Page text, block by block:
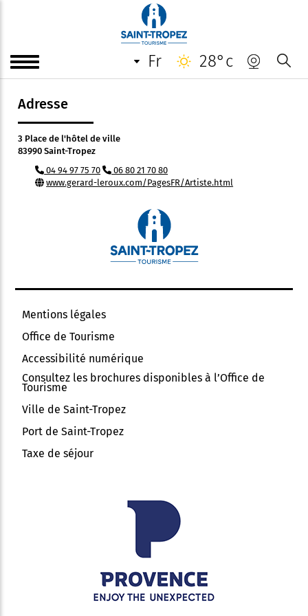
fr 28°c
Atelier Gérard Le Roux
Peintre sculpteur bronze et marbre
Adresse
3 Place de l'hôtel de ville
83990 Saint-Tropez
04 94 97 75 70
06 80 21 70 80
www.gerard-leroux.com/PagesFR/Artiste.html
Mentions légales
Office de Tourisme
Accessibilité numérique
Consultez les brochures disponibles à l’Office de
Tourisme
Ville de Saint-Tropez
Port de Saint-Tropez
Taxe de séjour